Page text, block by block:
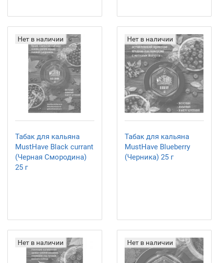
Нет в наличии
Табак для кальяна
MustHave Black currant
(Черная Смородина)
25 г
Нет в наличии
Табак для кальяна
MustHave Blueberry
(Черника) 25 г
Нет в наличии Нет в наличии